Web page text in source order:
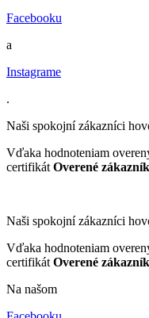
Facebooku
a
Instagrame
.
Naši spokojní zákazníci
Vďaka hodnoteniam
certifikát Overené
Naši spokojní zákazníci
Vďaka hodnoteniam
certifikát Overené
Na našom